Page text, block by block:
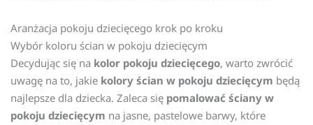
Aranżacja pokoju dziecięcego krok po kroku
Wybór koloru ścian w pokoju dziecięcym
Decydując się na kolor pokoju dziecięcego, warto zwrócić
uwagę na to, jakie kolory ścian w pokoju dziecięcym będą
najlepsze dla dziecka. Zaleca się pomalować ściany w
pokoju dziecięcym na jasne, pastelowe barwy, które